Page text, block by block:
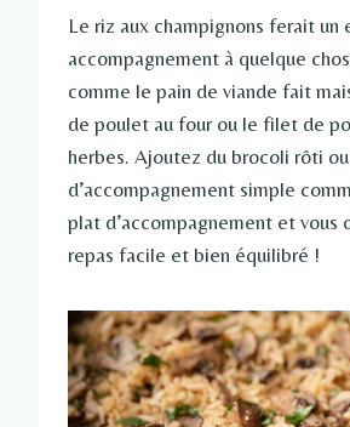
Le riz aux champignons ferait un
accompagnement à quelque
comme le pain de viande fait
de poulet au four ou le filet de
herbes. Ajoutez du brocoli rôti
d’accompagnement simple
plat d’accompagnement et vous
repas facile et bien équilibré !